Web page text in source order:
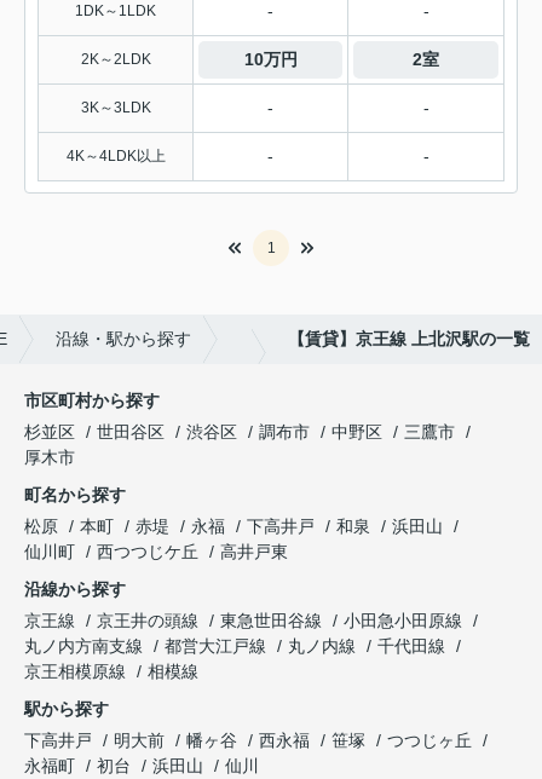
1DK～1LDK - -
2K～2LDK 10万円 2室
3K～3LDK - -
4K～4LDK以上 - -
1
沿線・駅から探す 【賃貸】京王線 上北沢駅の一覧
市区町村から探す
杉並区
世田谷区 渋谷区 調布市 中野区
三鷹市
厚木市
町名から探す
松原
本町 赤堤 永福 下高井戸 和泉
浜田山
仙川町
西つつじケ丘
高井戸東
沿線から探す
京王線
京王井の頭線 東急世田谷線
小田急小田原線
丸ノ内方南支線
都営大江戸線 丸ノ内線
千代田線
京王相模原線
相模線
駅から探す
下高井戸
明大前 幡ヶ谷 西永福 笹塚
つつじヶ丘
永福町
初台 浜田山 仙川